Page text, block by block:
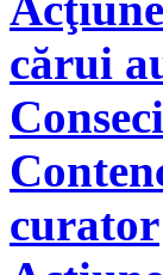
cărui
curator